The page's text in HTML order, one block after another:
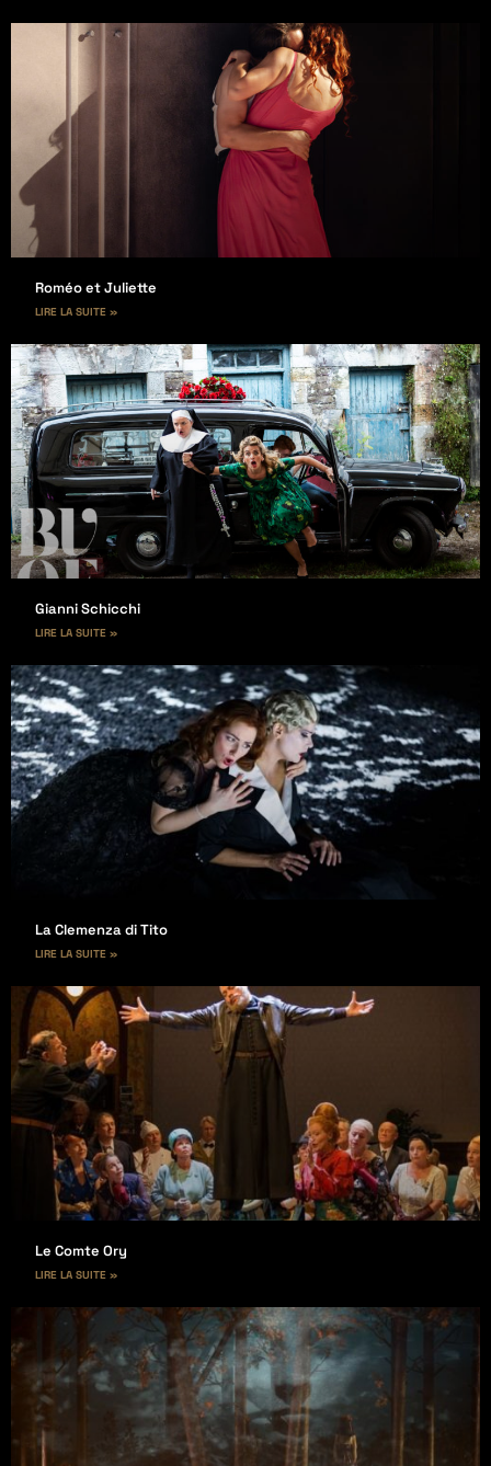
Roméo et Juliette
LIRE LA SUITE »
Gianni Schicchi
LIRE LA SUITE »
La Clemenza di Tito
LIRE LA SUITE »
Le Comte Ory
LIRE LA SUITE »